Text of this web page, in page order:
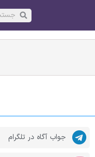
جواب آگاه در تلگرام